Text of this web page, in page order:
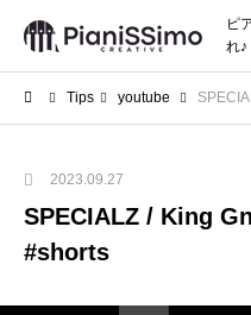
ピ
れ♪
Tips youtube
2023.09.27
SPECIALZ / King
#shorts